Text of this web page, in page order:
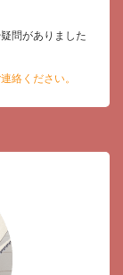
問がありました
絡ください。